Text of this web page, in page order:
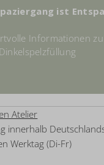
ist
Informationen
Atelier
innerhalb
Werktag (Di-Fr)